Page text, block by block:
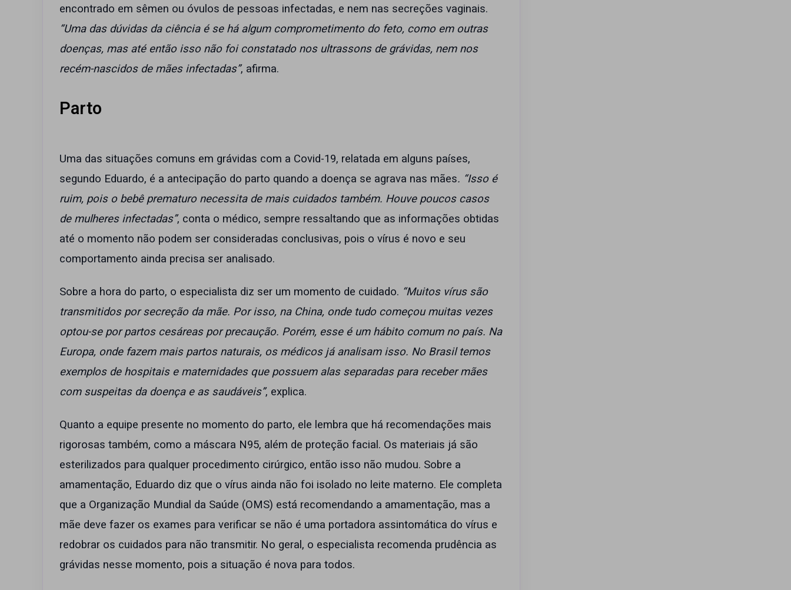
encontrado em sêmen ou óvulos de pessoas infectadas, e nem nas secreções vaginais.
“Uma das dúvidas da ciência é se há algum comprometimento do feto, como em outras
doenças, mas até então isso não foi constatado nos ultrassons de grávidas, nem nos
recém-nascidos de mães infectadas”, afirma.
Parto
Uma das situações comuns em grávidas com a Covid-19, relatada em alguns países,
segundo Eduardo, é a antecipação do parto quando a doença se agrava nas mães. “Isso é
ruim, pois o bebê prematuro necessita de mais cuidados também. Houve poucos casos
de mulheres infectadas”, conta o médico, sempre ressaltando que as informações obtidas
até o momento não podem ser consideradas conclusivas, pois o vírus é novo e seu
comportamento ainda precisa ser analisado.
Sobre a hora do parto, o especialista diz ser um momento de cuidado. “Muitos vírus são
transmitidos por secreção da mãe. Por isso, na China, onde tudo começou muitas vezes
optou-se por partos cesáreas por precaução. Porém, esse é um hábito comum no país. Na
Europa, onde fazem mais partos naturais, os médicos já analisam isso. No Brasil temos
exemplos de hospitais e maternidades que possuem alas separadas para receber mães
com suspeitas da doença e as saudáveis”, explica.
Quanto a equipe presente no momento do parto, ele lembra que há recomendações mais
rigorosas também, como a máscara N95, além de proteção facial. Os materiais já são
esterilizados para qualquer procedimento cirúrgico, então isso não mudou. Sobre a
amamentação, Eduardo diz que o vírus ainda não foi isolado no leite materno. Ele completa
que a Organização Mundial da Saúde (OMS) está recomendando a amamentação, mas a
mãe deve fazer os exames para verificar se não é uma portadora assintomática do vírus e
redobrar os cuidados para não transmitir. No geral, o especialista recomenda prudência as
grávidas nesse momento, pois a situação é nova para todos.